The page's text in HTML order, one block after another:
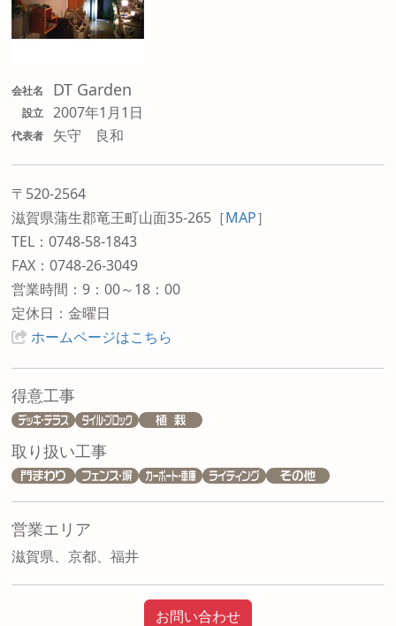
会社名 DT Garden
設立 2007年1月1日
代表者 矢守 良和
〒520-2564
滋賀県蒲生郡竜王町山面35-265 ［MAP］
TEL：0748-58-1843
FAX：0748-26-3049
営業時間：9：00～18：00
定休日：金曜日
ホームページはこちら
得意工事
取り扱い工事
営業エリア
滋賀県、京都、福井
お問い合わせ